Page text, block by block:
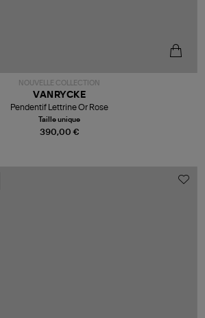
NOUVELLE COLLECTION
390,00 €
VANRYCKE
Pendentif Lettrine Or Rose
Taille unique